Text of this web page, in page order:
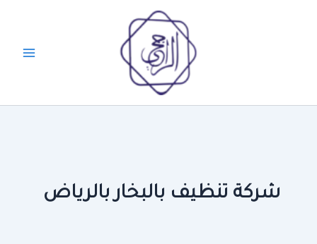
شركة تنظيف بالبخار بالرياض